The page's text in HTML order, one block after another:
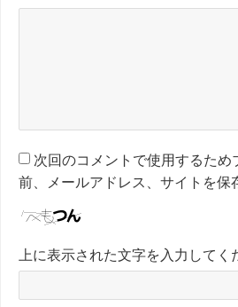
次回のコメントで使用するため
前、メールアドレス、サイトを保
上に表示された文字を入力してく